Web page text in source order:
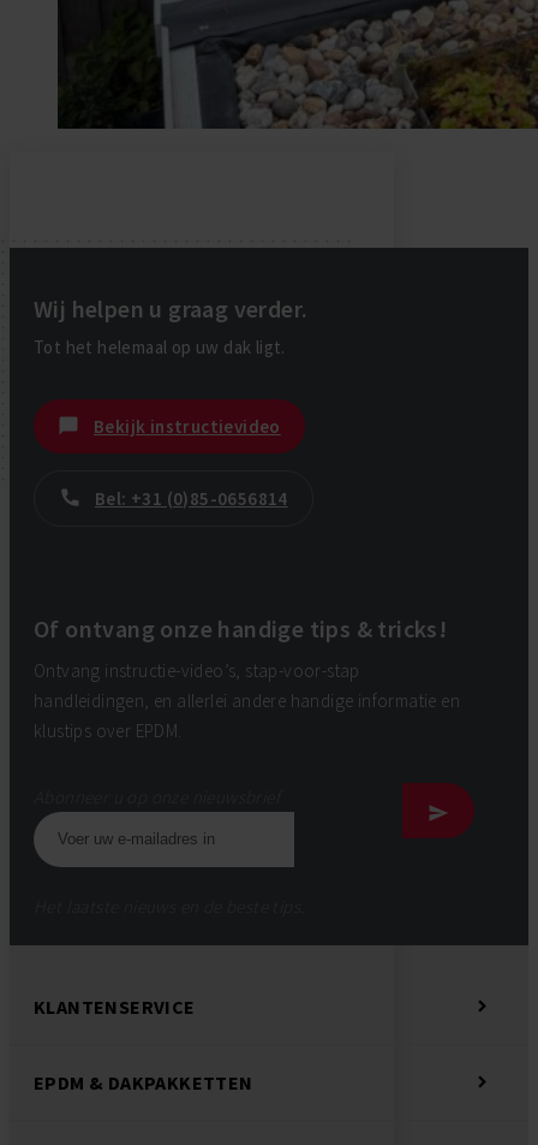
Wij helpen u graag verder.
Tot het helemaal op uw dak ligt.
Bekijk instructievideo
Bel: +31 (0)85-0656814
Of ontvang onze handige tips & tricks!
Ontvang instructie-video’s, stap-voor-stap
handleidingen, en allerlei andere handige informatie en
klustips over EPDM.
KLANTENSERVICE
EPDM & DAKPAKKETTEN